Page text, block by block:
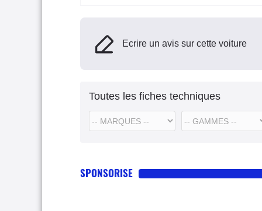
Ecrire un avis sur cette voiture
Toutes les fiches techniques
SPONSORISE